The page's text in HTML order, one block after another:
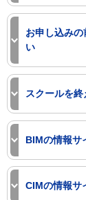
さい。
受講にあた
事項」および
受講環境
ワーク対
オンライ
配信型ス
2022（14
び音声が含
戻しができ
期間内であ
め、日中だと
信型定例ス
配信型企業
は以下のペー
これからCIM
対象とした
スを、東京会
Autodesk社
まずは各製
す。
この講習では
ソフトであ
Autodesk
Autodesk
使用し、3次
お申し込み
い
大塚商会の
が「
しています。
また、ステッ
あります。
コースの内容
スクールを
大塚商会の
はありません
た」を解決
ます。その中
BIMの情報サ
用、
CIMの情報サ